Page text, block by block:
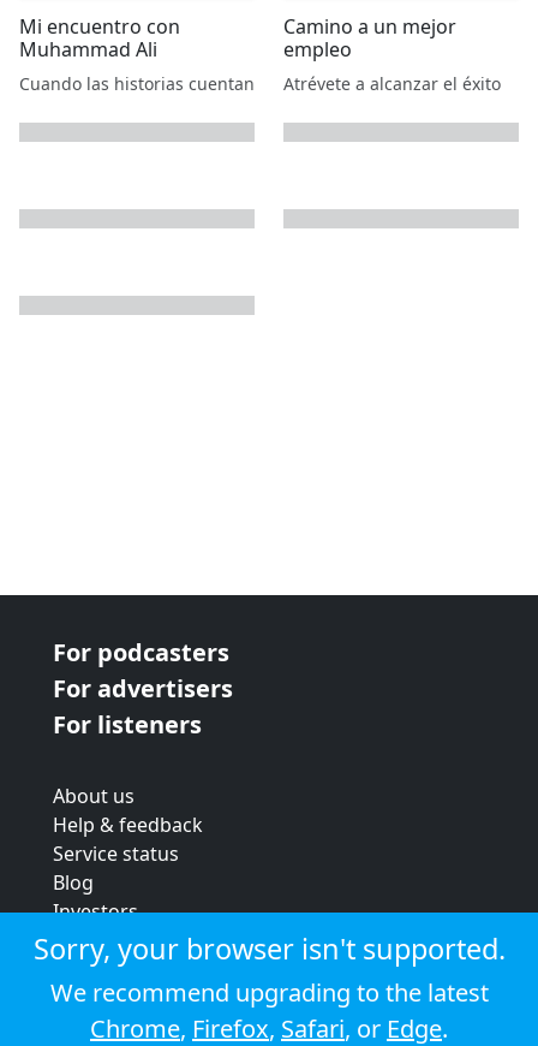
Mi encuentro con
Muhammad Ali
Cuando las historias cuentan
Camino a un mejor
empleo
Atrévete a alcanzar el éxito
For podcasters
For advertisers
For listeners
About us
Help & feedback
Service status
Blog
Investors
Strategic review
Terms & conditions
Privacy policy
Cookie policy
Sorry, your browser isn't supported.
We recommend upgrading to the latest
Chrome, Firefox, Safari, or Edge.